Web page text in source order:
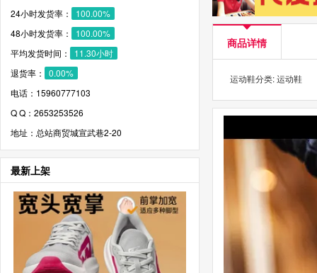
24小时发货率：
100.00%
48小时发货率：
100.00%
平均发货时间：
11.30小时
退货率：
0.00%
电话：15960777103
Q Q：2653253526
地址：总站商贸城宣武巷2-20
最新上架
商品详情
运动鞋分类: 运动鞋